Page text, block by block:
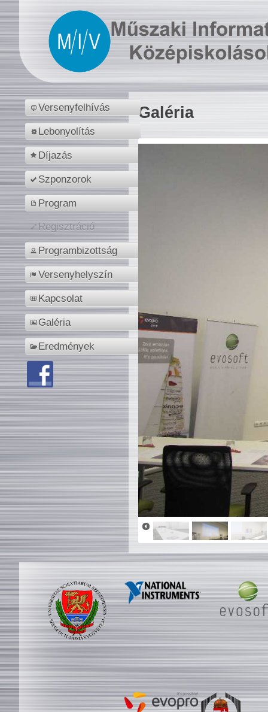
Versenyfelhívás
Lebonyolítás
Díjazás
Szponzorok
Program
Regisztráció
Programbizottság
Versenyhelyszín
Kapcsolat
Galéria
Eredmények
Galéria